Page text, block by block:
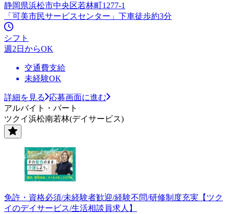
静岡県浜松市中央区若林町1277-1
「可美市民サービスセンター」下車徒歩約3分
シフト
週2日からOK
交通費支給
未経験OK
詳細を見る
応募画面に進む
アルバイト・パート
ツクイ浜松南若林(デイサービス)
免許・資格必須/未経験者歓迎/経験不問/研修制度充実【ツク
イのデイサービス/生活相談員求人】